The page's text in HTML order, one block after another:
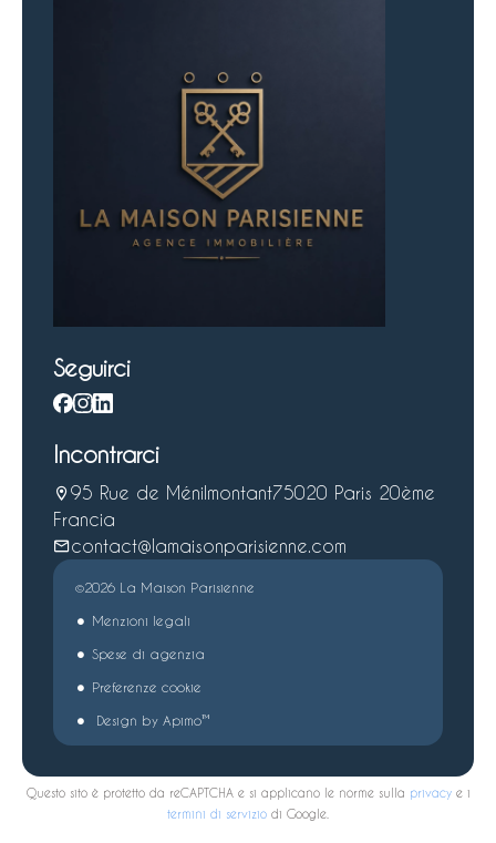
Seguirci
Incontrarci
95 Rue de Ménilmontant75020 Paris 20ème
Francia
contact@lamaisonparisienne.com
©2026 La Maison Parisienne
Menzioni legali
Spese di agenzia
Preferenze cookie
Design by Apimo™
Questo sito è protetto da reCAPTCHA e si applicano le norme sulla privacye i
termini di servizio di Google.